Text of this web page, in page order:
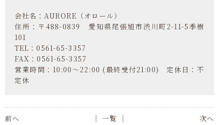
会社名：AURORE（オロール）
住所：〒488-0839 愛知県尾張旭市渋川町2-11-5季樹
101
TEL：0561-65-3357
FAX：0561-65-3357
営業時間：10:00～22:00 (最終受付21:00) 定休日：不
定休
前へ 次へ
│ 一覧 │